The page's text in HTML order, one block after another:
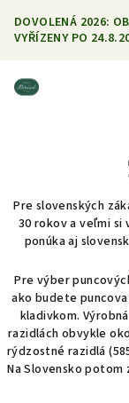
obsah
DOVOLENÁ 2026:
VYŘÍZENY PO
Pre slovenských
30 rokov a veľmi si
ponúka aj
Pre výber
ako budete
kladivkom.
razidlách obvykle
rýdzostné razidlá
Na Slovensko potom